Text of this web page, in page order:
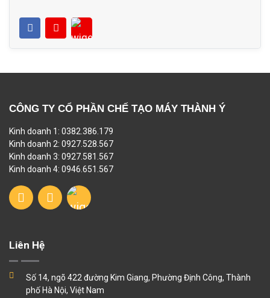
CÔNG TY CỔ PHẦN CHẾ TẠO MÁY THÀNH Ý
Kinh doanh 1: 0382.386.179
Kinh doanh 2: 0927.528.567
Kinh doanh 3: 0927.581.567
Kinh doanh 4: 0946.651.567
Liên Hệ
Số 14, ngõ 422 đường Kim Giang, Phường Định Công, Thành
phố Hà Nội, Việt Nam